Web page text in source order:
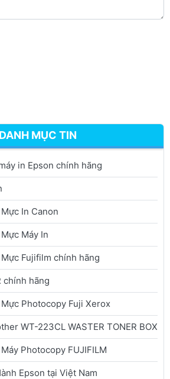
DANH MỤC TIN
in Epson chính hãng
In Canon
Máy In
Fujifilm chính hãng
chính hãng
Photocopy Fuji Xerox
WT-223CL WASTER TONER BOX
Photocopy FUJIFILM
Epson tại Việt Nam